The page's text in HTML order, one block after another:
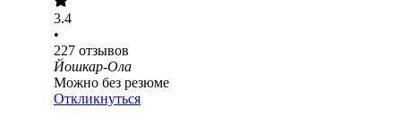
3.4
•
227 отзывов
Йошкар-Ола
Можно без резюме
Откликнуться